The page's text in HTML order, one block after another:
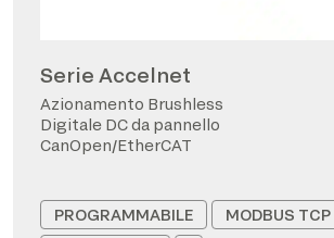
Serie Accelnet
Azionamento Brushless
Digitale DC da pannello
CanOpen/EtherCAT
PROGRAMMABILE
MODBUS TCP